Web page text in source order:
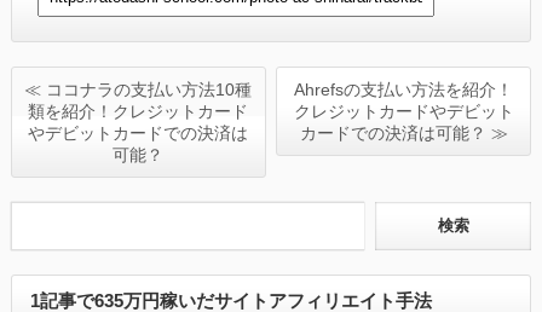
≪ ココナラの支払い方法10種
類を紹介！クレジットカード
やデビットカードでの決済は
可能？
Ahrefsの支払い方法を紹介！
クレジットカードやデビット
カードでの決済は可能？ ≫
1記事で635万円稼いだサイトアフィリエイト手法